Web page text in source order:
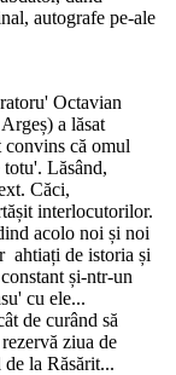
autografe pe-ale
Octavian
a lăsat
că omul
totu'. Lăsând,
Căci,
interlocutorilor.
acolo noi și noi
ahtiați de istoria și
și-ntr-un
cu ele...
de curând să
ziua de
la Răsărit...